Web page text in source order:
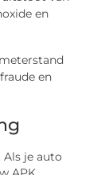
en
en
je auto
APK